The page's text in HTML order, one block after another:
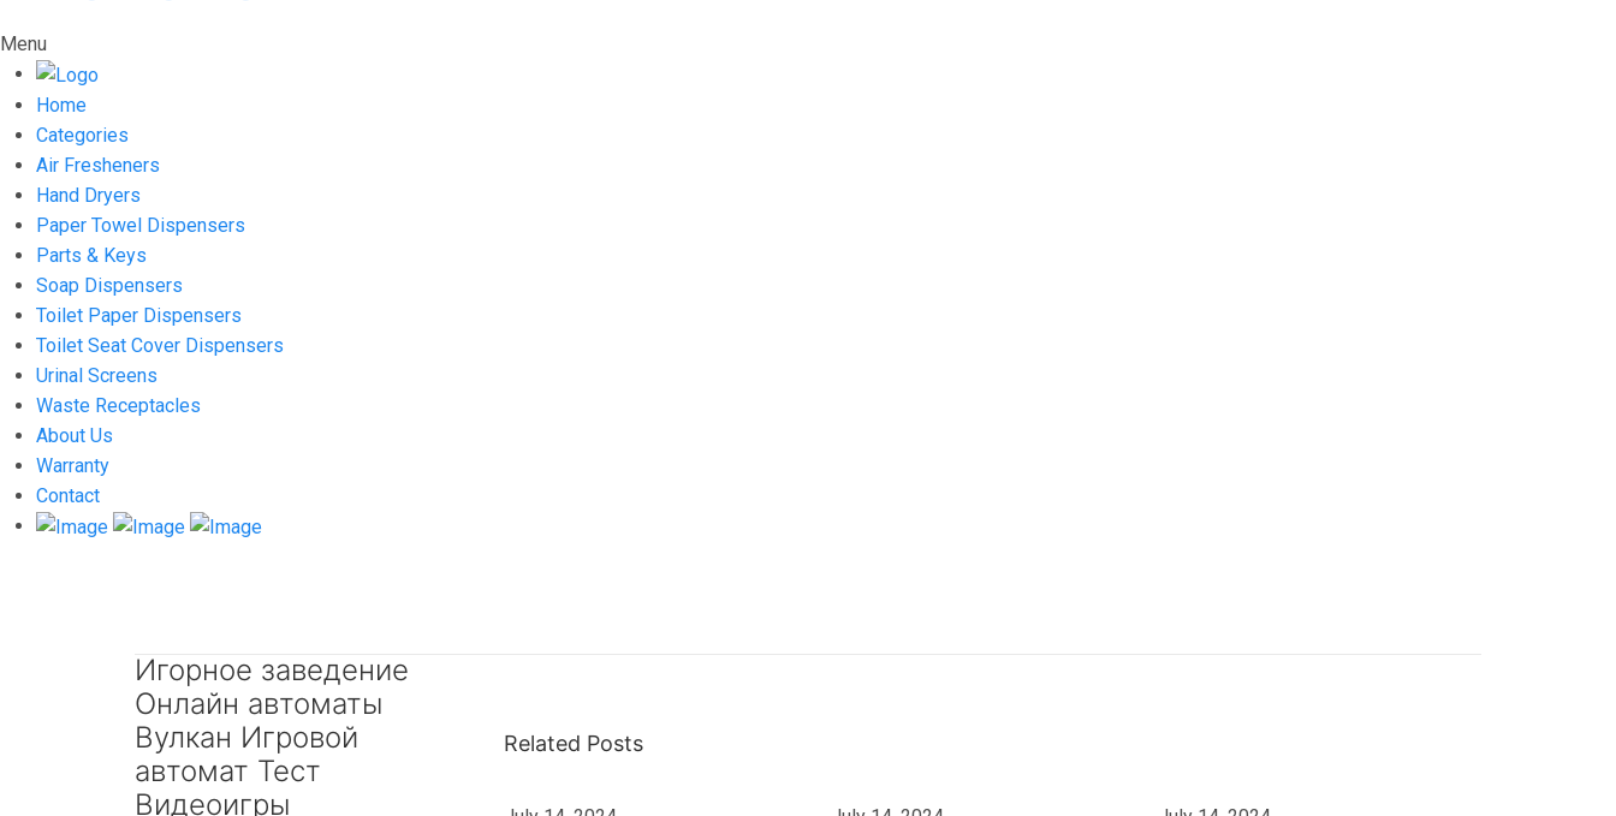
Menu
Home
Categories
Air Fresheners
Hand Dryers
Paper Towel Dispensers
Parts & Keys
Soap Dispensers
Toilet Paper Dispensers
Toilet Seat Cover Dispensers
Urinal Screens
Waste Receptacles
About Us
Warranty
Contact
Игорное заведение
Онлайн автоматы
Вулкан Игровой
автомат Тест
Видеоигры
P
o
s
P
r
e
i
И
н
т
е
р
Related Posts